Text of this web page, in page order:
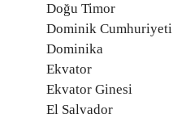
Doğu Timor
Dominik Cumhuriyeti
Dominika
Ekvator
Ekvator Ginesi
El Salvador